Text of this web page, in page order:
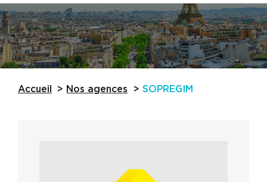
Partenaires
Actualités
Accueil Nos agences SOPREGIM
Types